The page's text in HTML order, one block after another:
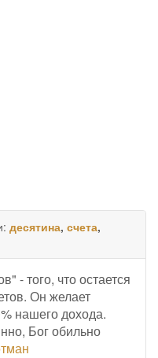
десятина, счета,
- того, что остается
Он желает
нашего дохода.
Бог обильно